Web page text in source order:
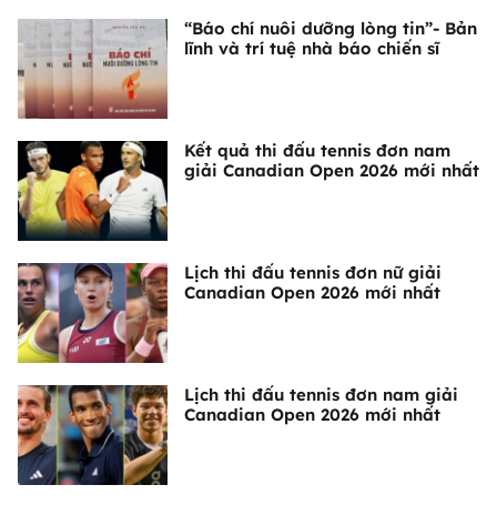
“Báo chí nuôi dưỡng lòng tin”- Bản
lĩnh và trí tuệ nhà báo chiến sĩ
Kết quả thi đấu tennis đơn nam
giải Canadian Open 2026 mới nhất
Lịch thi đấu tennis đơn nữ giải
Canadian Open 2026 mới nhất
Lịch thi đấu tennis đơn nam giải
Canadian Open 2026 mới nhất